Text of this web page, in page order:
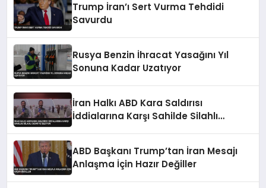
Trump İran’ı Sert Vurma Tehdidi
Savurdu
Rusya Benzin İhracat Yasağını Yıl
Sonuna Kadar Uzatıyor
İran Halkı ABD Kara Saldırısı
İddialarına Karşı Sahilde Silahlı
ABD Başkanı Trump’tan İran Mesajı
Anlaşma İçin Hazır Değiller